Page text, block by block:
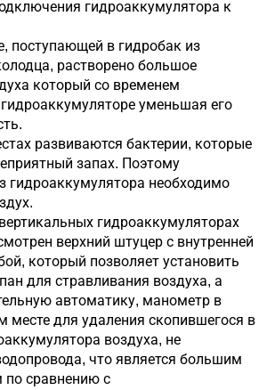
гидроаккумулятора к
поступающей в гидробак из
растворено большое
который со временем
уменьшая его
развиваются бактерии, которые
запах. Поэтому
гидроаккумулятора необходимо
гидроаккумуляторах
верхний штуцер с внутренней
который позволяет установить
для стравливания воздуха, а
автоматику, манометр в
месте для удаления скопившегося в
воздуха, не
что является большим
сравнению с